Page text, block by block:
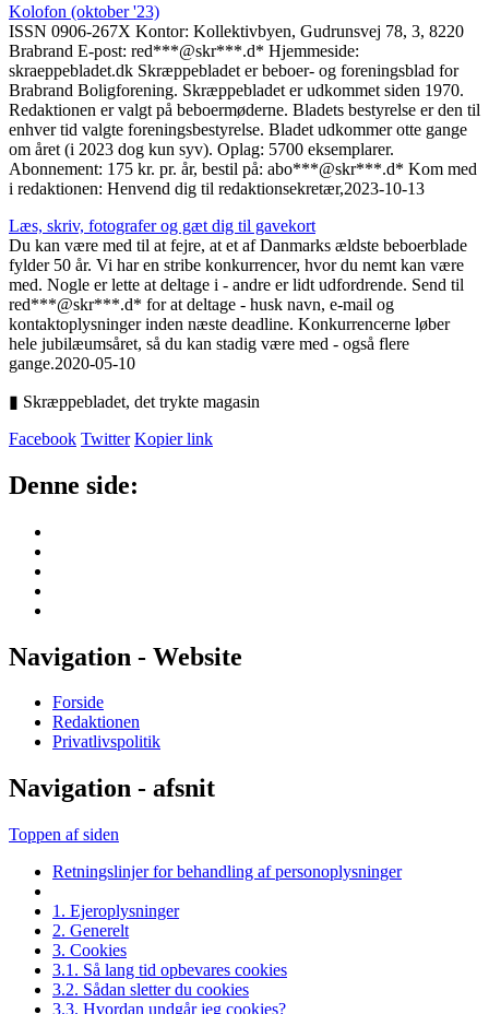
Kolofon (oktober '23)
ISSN 0906-267X Kontor: Kollektivbyen, Gudrunsvej 78, 3, 8220
Brabrand E-post: red***@skr***.d* Hjemmeside:
skraeppebladet.dk Skræppebladet er beboer- og foreningsblad for
Brabrand Boligforening. Skræppebladet er udkommet siden 1970.
Redaktionen er valgt på beboermøderne. Bladets be­styrelse er den til
enhver tid valgte foreningsbestyrelse. Bladet udkommer otte gange
om året (i 2023 dog kun syv). Oplag: 5700 eksemplarer.
Abonnement: 175 kr. pr. år, bestil på: abo***@skr***.d* Kom med
i redaktionen: Henvend dig til redaktionsekretær,2023-10-13
Læs, skriv, fotografer og gæt dig til gavekort
Du kan være med til at fejre, at et af Danmarks ældste beboerblade
fylder 50 år. Vi har en stribe konkurrencer, hvor du nemt kan være
med. Nogle er lette at deltage i - andre er lidt udfordrende. Send til
red***@skr***.d* for at deltage - husk navn, e-mail og
kontaktoplysninger inden næste deadline. Konkurrencerne løber
hele jubilæumsåret, så du kan stadig være med - også flere
gange.2020-05-10
▮ Skræppebladet, det trykte magasin
Facebook Twitter Kopier link
Denne side:
Navigation - Website
Forside
Redaktionen
Privatlivspolitik
Navigation - afsnit
Toppen af siden
Retningslinjer for behandling af personoplysninger
1. Ejeroplysninger
2. Generelt
3. Cookies
3.1. Så lang tid opbevares cookies
3.2. Sådan sletter du cookies
3.3. Hvordan undgår jeg cookies?